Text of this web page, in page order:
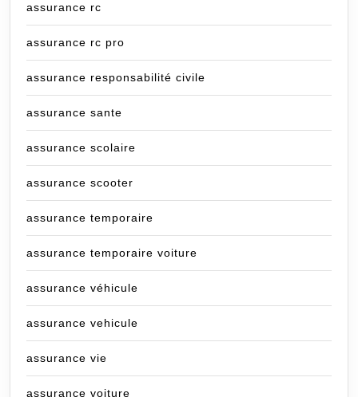
assurance rc
assurance rc pro
assurance responsabilité civile
assurance sante
assurance scolaire
assurance scooter
assurance temporaire
assurance temporaire voiture
assurance véhicule
assurance vehicule
assurance vie
assurance voiture